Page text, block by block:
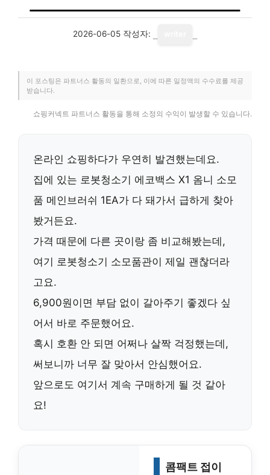
2026-06-05 작성자:
이 포스팅은 파트너스 활동의 일환으로, 이에 따른 일정액의 수수료를 제공
받습니다.
쇼핑커넥트 파트너스 활동을 통해 소정의 수익이 발생할 수 있습니다.
온라인 쇼핑하다가 우연히 발견했는데요.
집에 있는 로봇청소기 에코백스 X1 옴니 소모
품 메인브러쉬 1EA가 다 돼가서 급하게 찾아
봤거든요.
가격 때문에 다른 곳이랑 좀 비교해봤는데,
여기 로봇청소기 소모품관이 제일 괜찮더라
고요.
6,900원이면 부담 없이 갈아주기 좋겠다 싶
어서 바로 주문했어요.
혹시 호환 안 되면 어쩌나 살짝 걱정했는데,
써보니까 너무 잘 맞아서 안심했어요.
앞으로도 여기서 계속 구매하게 될 것 같아
요!
콤팩트 접이